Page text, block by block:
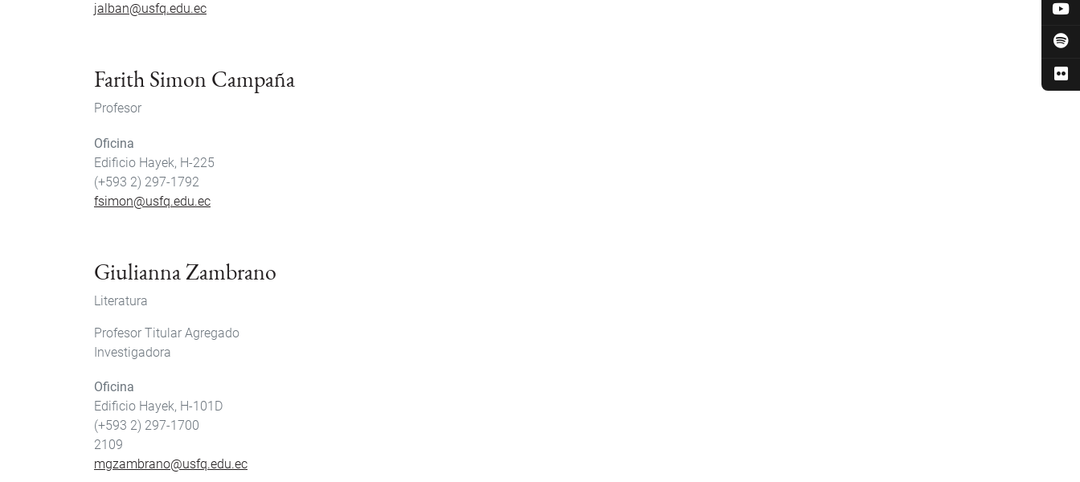
jalban@usfq.edu.ec
Farith Simon Campaña
Profesor
Oficina
Edificio Hayek, H-225
(+593 2) 297-1792
fsimon@usfq.edu.ec
Giulianna Zambrano
Literatura
Profesor Titular Agregado
Investigadora
Oficina
Edificio Hayek, H-101D
(+593 2) 297-1700
2109
mgzambrano@usfq.edu.ec